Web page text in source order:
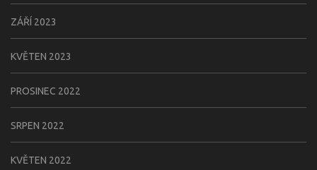
ZÁŘÍ 2023
KVĚTEN 2023
PROSINEC 2022
SRPEN 2022
KVĚTEN 2022